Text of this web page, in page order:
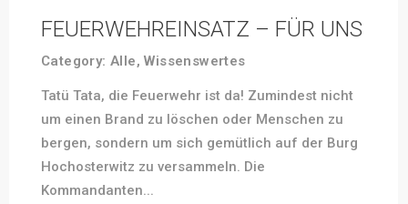
FEUERWEHREINSATZ – FÜR UNS
Category:Alle,Wissenswertes
Tatü Tata, die Feuerwehr ist da! Zumindest nicht
um einen Brand zu löschen oder Menschen zu
bergen, sondern um sich gemütlich auf der Burg
Hochosterwitz zu versammeln. Die
Kommandanten...